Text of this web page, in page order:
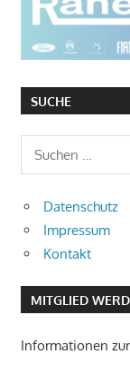
SUCHE
Datenschutz
Impressum
Kontakt
MITGLIED
Informationen